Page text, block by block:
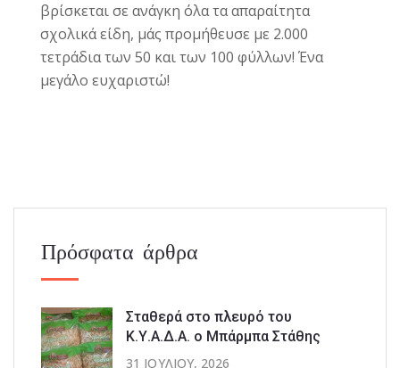
βρίσκεται σε ανάγκη όλα τα απαραίτητα
σχολικά είδη, μάς προμήθευσε με 2.000
τετράδια των 50 και των 100 φύλλων! Ένα
μεγάλο ευχαριστώ!
Πρόσφατα άρθρα
Σταθερά στο πλευρό του
Κ.Υ.Α.Δ.Α. ο Μπάρμπα Στάθης
31 ΙΟΥΛΊΟΥ, 2026